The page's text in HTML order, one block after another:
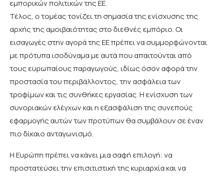
εμπορικών πολιτικών της ΕΕ.
Τέλος, ο τομέας τονίζει τη σημασία της ενίσχυσης της
αρχής της αμοιβαιότητας στο διεθνές εμπόριο. Οι
εισαγωγές στην αγορά της ΕΕ πρέπει να συμμορφώνονται
με πρότυπα ισοδύναμα με αυτά που απαιτούνται από
τους ευρωπαίους παραγωγούς, ιδίως όσον αφορά την
προστασία του περιβάλλοντος, την ασφάλεια των
τροφίμων και τις συνθήκες εργασίας. Η ενίσχυση των
συνοριακών ελέγχων και η εξασφάλιση της συνεπούς
εφαρμογής αυτών των προτύπων θα συμβάλουν σε έναν
πιο δίκαιο ανταγωνισμό.
Η Ευρώπη πρέπει να κάνει μια σαφή επιλογή: να
προστατεύσει την επισιτιστική της κυριαρχία και να